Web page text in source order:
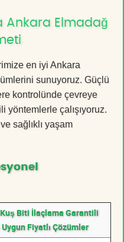
Ankara Elmadağ
en iyi Ankara
sunuyoruz. Güçlü
kontrolünde çevreye
yöntemlerle çalışıyoruz.
ve sağlıklı yaşam
Kuş Biti İlaçlama Garantili
Uygun Fiyatlı Çözümler